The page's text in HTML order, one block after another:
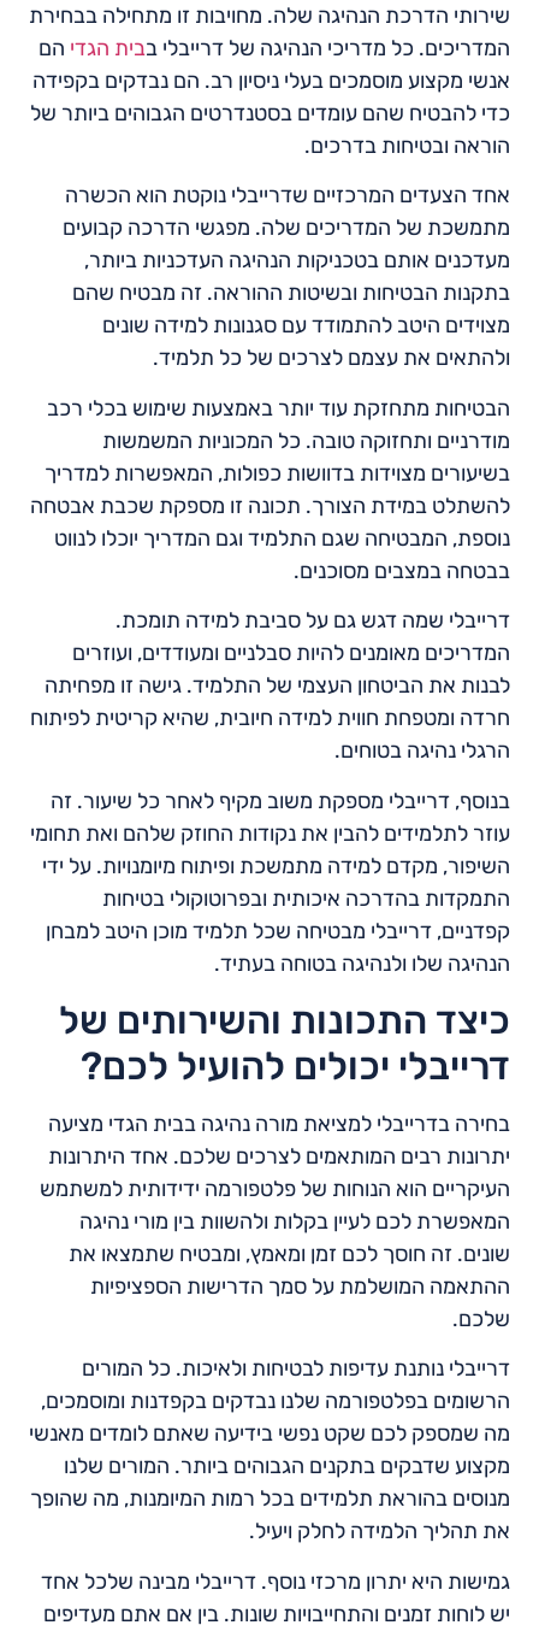
שירותי הדרכת הנהיגה שלה. מחויבות זו מתחילה בבחירת
המדריכים. כל מדריכי הנהיגה של דרייבלי בבית הגדי הם
אנשי מקצוע מוסמכים בעלי ניסיון רב. הם נבדקים בקפידה
כדי להבטיח שהם עומדים בסטנדרטים הגבוהים ביותר של
הוראה ובטיחות בדרכים.
אחד הצעדים המרכזיים שדרייבלי נוקטת הוא הכשרה
מתמשכת של המדריכים שלה. מפגשי הדרכה קבועים
מעדכנים אותם בטכניקות הנהיגה העדכניות ביותר,
בתקנות הבטיחות ובשיטות ההוראה. זה מבטיח שהם
מצוידים היטב להתמודד עם סגנונות למידה שונים
ולהתאים את עצמם לצרכים של כל תלמיד.
הבטיחות מתחזקת עוד יותר באמצעות שימוש בכלי רכב
מודרניים ותחזוקה טובה. כל המכוניות המשמשות
בשיעורים מצוידות בדוושות כפולות, המאפשרות למדריך
להשתלט במידת הצורך. תכונה זו מספקת שכבת אבטחה
נוספת, המבטיחה שגם התלמיד וגם המדריך יוכלו לנווט
בבטחה במצבים מסוכנים.
דרייבלי שמה דגש גם על סביבת למידה תומכת.
המדריכים מאומנים להיות סבלניים ומעודדים, ועוזרים
לבנות את הביטחון העצמי של התלמיד. גישה זו מפחיתה
חרדה ומטפחת חווית למידה חיובית, שהיא קריטית לפיתוח
הרגלי נהיגה בטוחים.
בנוסף, דרייבלי מספקת משוב מקיף לאחר כל שיעור. זה
עוזר לתלמידים להבין את נקודות החוזק שלהם ואת תחומי
השיפור, מקדם למידה מתמשכת ופיתוח מיומנויות. על ידי
התמקדות בהדרכה איכותית ובפרוטוקולי בטיחות
קפדניים, דרייבלי מבטיחה שכל תלמיד מוכן היטב למבחן
הנהיגה שלו ולנהיגה בטוחה בעתיד.
כיצד התכונות והשירותים של
דרייבלי יכולים להועיל לכם?
בחירה בדרייבלי למציאת מורה נהיגה בבית הגדי מציעה
יתרונות רבים המותאמים לצרכים שלכם. אחד היתרונות
העיקריים הוא הנוחות של פלטפורמה ידידותית למשתמש
המאפשרת לכם לעיין בקלות ולהשוות בין מורי נהיגה
שונים. זה חוסך לכם זמן ומאמץ, ומבטיח שתמצאו את
ההתאמה המושלמת על סמך הדרישות הספציפיות
שלכם.
דרייבלי נותנת עדיפות לבטיחות ולאיכות. כל המורים
הרשומים בפלטפורמה שלנו נבדקים בקפדנות ומוסמכים,
מה שמספק לכם שקט נפשי בידיעה שאתם לומדים מאנשי
מקצוע שדבקים בתקנים הגבוהים ביותר. המורים שלנו
מנוסים בהוראת תלמידים בכל רמות המיומנות, מה שהופך
את תהליך הלמידה לחלק ויעיל.
גמישות היא יתרון מרכזי נוסף. דרייבלי מבינה שלכל אחד
יש לוחות זמנים והתחייבויות שונות. בין אם אתם מעדיפים